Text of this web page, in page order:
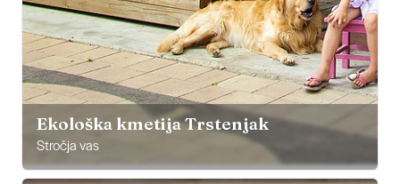
Ekološka kmetija Trstenjak
Stročja vas